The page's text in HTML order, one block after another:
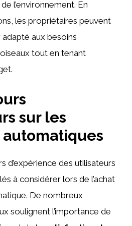
l’environnement. En
les propriétaires peuvent
aux besoins
tout en tenant
sur les
d’expérience des utilisateurs
à considérer lors de l’achat
De nombreux
soulignent l’importance de